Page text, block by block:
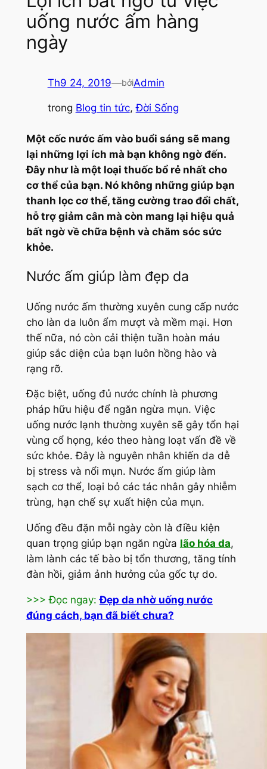
uống nước ấm hàng
ngày
Th9 24, 2019—bởiAdmin
trong Blog tin tức, Đời Sống
Một cốc nước ấm vào buổi sáng sẽ mang
lại những lợi ích mà bạn không ngờ đến.
Đây như là một loại thuốc bổ rẻ nhất cho
cơ thể của bạn. Nó không những giúp bạn
thanh lọc cơ thể, tăng cường trao đổi chất,
hỗ trợ giảm cân mà còn mang lại hiệu quả
bất ngờ về chữa bệnh và chăm sóc sức
khỏe.
Nước ấm giúp làm đẹp da
Uống nước ấm thường xuyên cung cấp nước
cho làn da luôn ẩm mượt và mềm mại. Hơn
thế nữa, nó còn cải thiện tuần hoàn máu
giúp sắc diện của bạn luôn hồng hào và
rạng rỡ.
Đặc biệt, uống đủ nước chính là phương
pháp hữu hiệu để ngăn ngừa mụn. Việc
uống nước lạnh thường xuyên sẽ gây tổn hại
vùng cổ họng, kéo theo hàng loạt vấn đề về
sức khỏe. Đây là nguyên nhân khiến da dễ
bị stress và nổi mụn. Nước ấm giúp làm
sạch cơ thể, loại bỏ các tác nhân gây nhiễm
trùng, hạn chế sự xuất hiện của mụn.
Uống đều đặn mỗi ngày còn là điều kiện
quan trọng giúp bạn ngăn ngừa lão hóa da,
làm lành các tế bào bị tổn thương, tăng tính
đàn hồi, giảm ảnh hưởng của gốc tự do.
>>> Đọc ngay:Đẹp da nhờ uống nước
đúng cách, bạn đã biết chưa?